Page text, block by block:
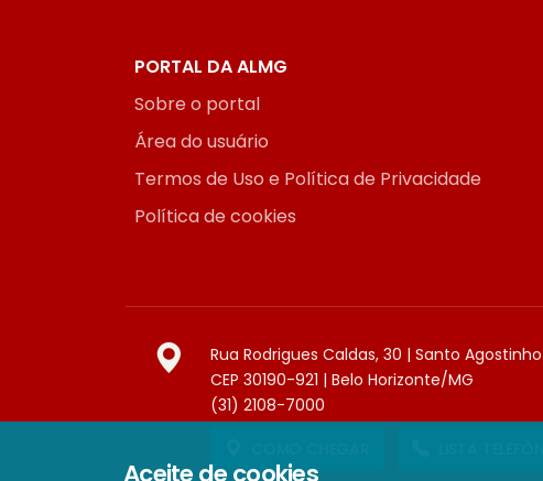
Aceite de cookies
PORTAL DA ALMG
Sobre o portal
Área do usuário
Termos de Uso e Política de Privacidade
Política de cookies
Rua Rodrigues Caldas, 30 | Santo Agostinho
CEP 30190-921 | Belo Horizonte/MG
(31) 2108-7000